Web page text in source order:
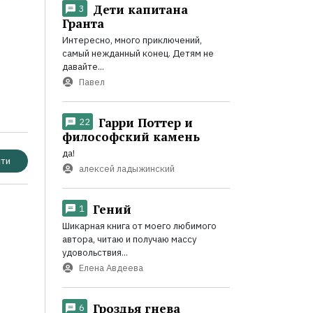
3
Дети капитана
Гранта
Интересно, много приключений,
самый нежданный конец. Детям не
давайте...
Павел
22
Гарри Поттер и
философский камень
да!
алексей ладыжинский
1 Гений
Шикарная книга от моего любимого
автора, читаю и получаю массу
удовольствия...
Елена Авдеева
6 Гроздья гнева